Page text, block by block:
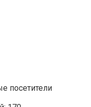
посетители